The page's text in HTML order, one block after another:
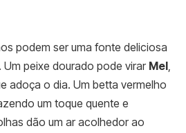
podem ser uma fonte deliciosa
peixe dourado pode virar Mel
adoça o dia. Um betta vermelho
um toque quente e
dão um ar acolhedor ao